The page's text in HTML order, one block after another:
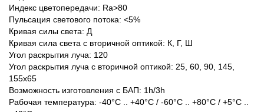
Индекс цветопередачи: Ra>80
Пульсация светового потока: <5%
Кривая силы света: Д
Кривая сила света с вторичной оптикой: К, Г, Ш
Угол раскрытия луча: 120
Угол раскрытия луча с вторичной оптикой: 25, 60, 90, 145,
155х65
Возможность изготовления с БАП: 1h/3h
Рабочая температура: -40°С .. +40°C / -60°С .. +80°C / +5°С ..